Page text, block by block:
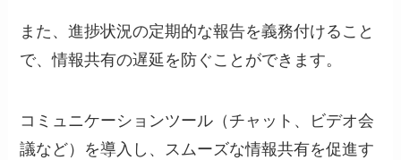
また、進捗状況の定期的な報告を義務付けること
で、情報共有の遅延を防ぐことができます。
コミュニケーションツール（チャット、ビデオ会
議など）を導入し、スムーズな情報共有を促進す